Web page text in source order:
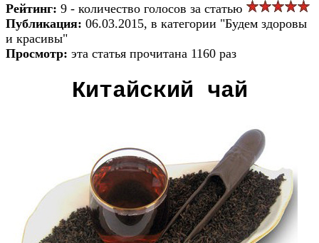
Рейтинг: 9 - количество голосов за статью
Публикация: 06.03.2015, в категории "Будем здоровы
и красивы"
Просмотр: эта статья прочитана 1160 раз
Китайский чай